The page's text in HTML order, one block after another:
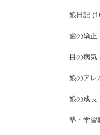
娘日記
歯の矯正
目の病気
娘のアレ
娘の成長
塾・学習